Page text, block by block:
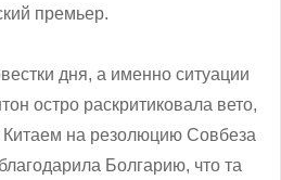
премьер.
дня, а именно ситуации
остро раскритиковала вето,
на резолюцию Совбеза
Болгарию, что та